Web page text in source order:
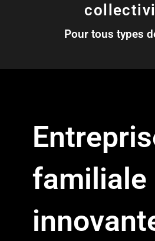
Pour tous types
familiale